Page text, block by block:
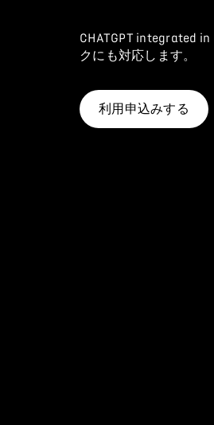
CHATGPT integrated in
クにも対応します。
利用申込みする